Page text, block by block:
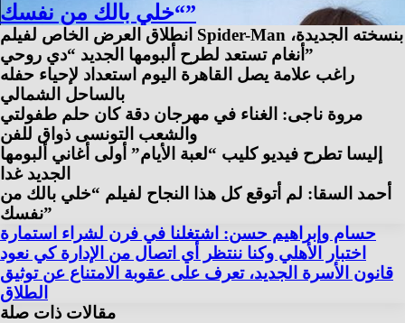
“خلي بالك من نفسك”
انطلاق العرض الخاص لفيلم Spider-Man بنسخته الجديدة،
أنغام تستعد لطرح ألبومها الجديد “دي روحي”
راغب علامة يصل القاهرة اليوم استعداد لإحياء حفله
بالساحل الشمالي
مروة ناجى: الغناء في مهرجان دقة كان حلم طفولتي
والشعب التونسى ذواق للفن
إليسا تطرح فيديو كليب “لعبة الأيام” أولى أغاني ألبومها
الجديد غدا
أحمد السقا: لم أتوقع كل هذا النجاح لفيلم “خلي بالك من
نفسك”
حسام وإبراهيم حسن: اشتغلنا في فرن لشراء استمارة
اختبار الأهلي وكنا ننتظر أي اتصال من الإدارة كي نعود
قانون الأسرة الجديد، تعرف على عقوبة الامتناع عن توثيق
الطلاق
مقالات ذات صلة